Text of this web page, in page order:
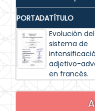
PORTADATÍTULO
Evolución del
sistema de
adjetivo-
en francés.